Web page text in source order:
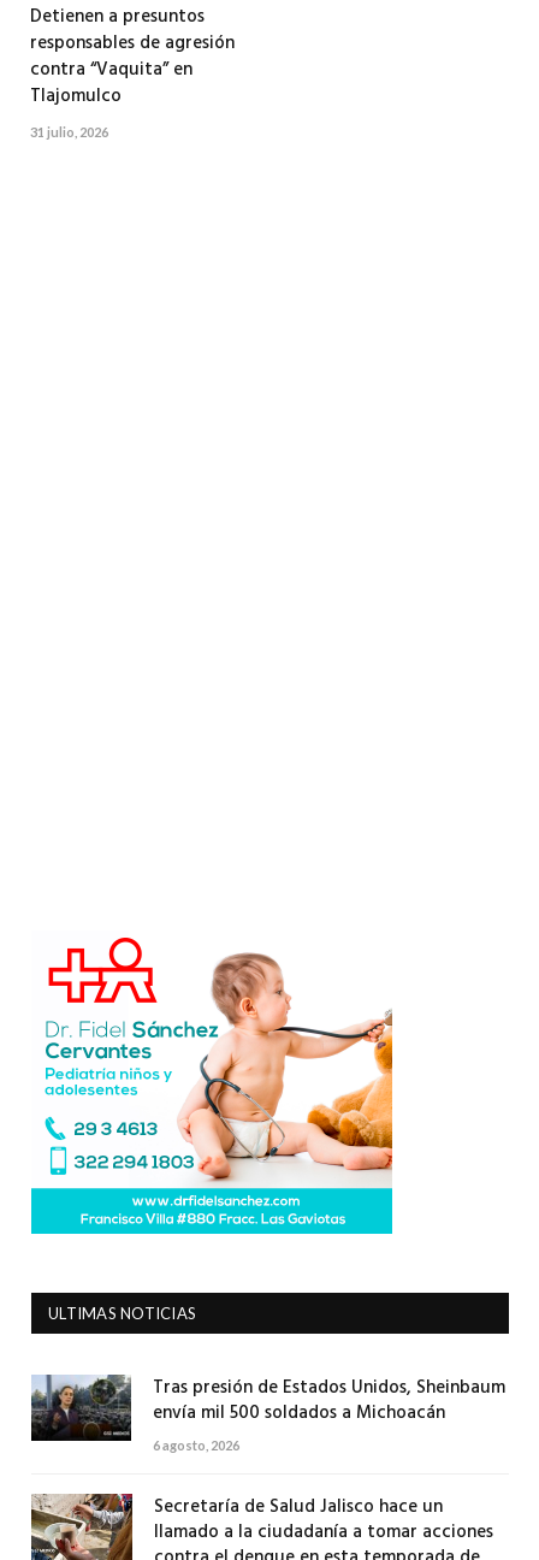
Detienen a presuntos
responsables de agresión
contra “Vaquita” en
Tlajomulco
31 julio, 2026
ULTIMAS NOTICIAS
Tras presión de Estados Unidos, Sheinbaum
envía mil 500 soldados a Michoacán
6 agosto, 2026
Secretaría de Salud Jalisco hace un
llamado a la ciudadanía a tomar acciones